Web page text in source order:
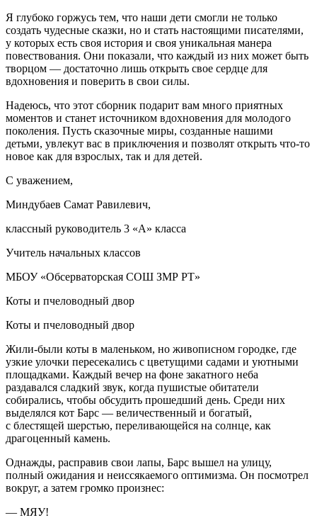
Я глубоко горжусь тем, что наши дети смогли не только
создать чудесные сказки, но и стать настоящими писателями,
у которых есть своя история и своя уникальная манера
повествования. Они показали, что каждый из них может быть
творцом — достаточно лишь открыть свое сердце для
вдохновения и поверить в свои силы.
Надеюсь, что этот сборник подарит вам много приятных
моментов и станет источником вдохновения для молодого
поколения. Пусть сказочные миры, созданные нашими
детьми, увлекут вас в приключения и позволят открыть что-то
новое как для взрослых, так и для детей.
С уважением,
Миндубаев Самат Равилевич,
классный руководитель 3 «А» класса
Учитель начальных классов
МБОУ «Обсерваторская СОШ ЗМР РТ»
Коты и пчеловодный двор
Коты и пчеловодный двор
Жили-были коты в маленьком, но живописном городке, где
узкие улочки пересекались с цветущими садами и уютными
площадками. Каждый вечер на фоне закатного неба
раздавался сладкий звук, когда пушистые обитатели
собирались, чтобы обсудить прошедший день. Среди них
выделялся кот Барс — величественный и богатый,
с блестящей шерстью, переливающейся на солнце, как
драгоценный камень.
Однажды, расправив свои лапы, Барс вышел на улицу,
полный ожидания и неиссякаемого оптимизма. Он посмотрел
вокруг, а затем громко произнес:
— МЯУ!